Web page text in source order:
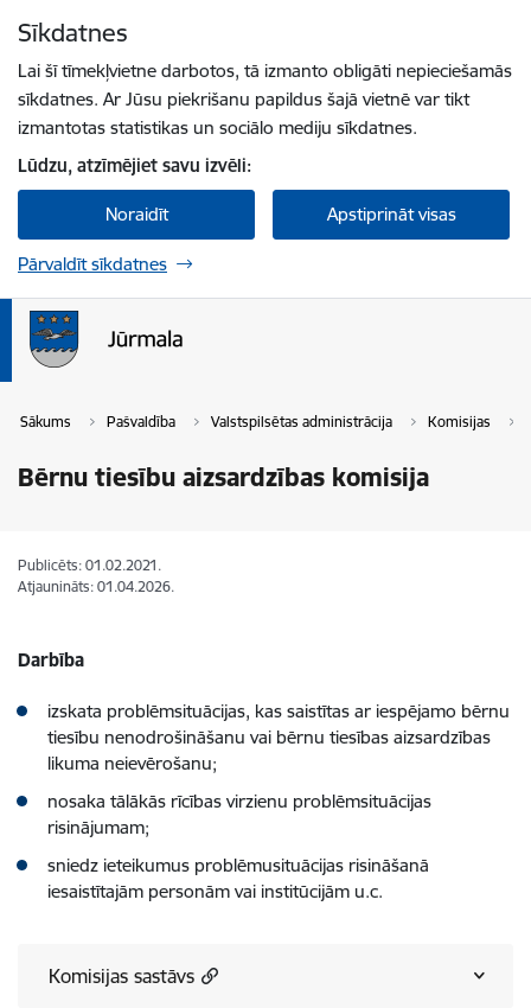
Sīkdatnes
Lai šī tīmekļvietne darbotos, tā izmanto obligāti nepieciešamās
sīkdatnes. Ar Jūsu piekrišanu papildus šajā vietnē var tikt
izmantotas statistikas un sociālo mediju sīkdatnes.
Lūdzu, atzīmējiet savu izvēli:
Noraidīt Apstiprināt visas
Pārvaldīt sīkdatnes
Sākums Pašvaldība Valstspilsētas administrācija Komisijas
Bērnu tiesību aizsardzības komisija
Publicēts: 01.02.2021.
Atjaunināts: 01.04.2026.
Darbība
izskata problēmsituācijas, kas saistītas ar iespējamo bērnu
tiesību nenodrošināšanu vai bērnu tiesības aizsardzības
likuma neievērošanu;
nosaka tālākās rīcības virzienu problēmsituācijas
risinājumam;
sniedz ieteikumus problēmusituācijas risināšanā
iesaistītajām personām vai institūcijām u.c.
Komisijas sastāvs